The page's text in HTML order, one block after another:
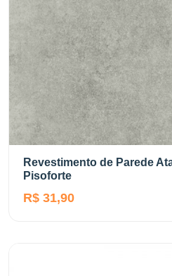
Revestimento de Parede
Pisoforte
R$ 31,90